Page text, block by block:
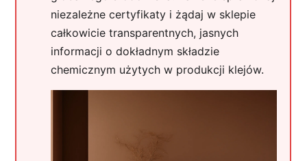
niezależne certyfikaty i żądaj w sklepie
całkowicie transparentnych, jasnych
informacji o dokładnym składzie
chemicznym użytych w produkcji klejów.